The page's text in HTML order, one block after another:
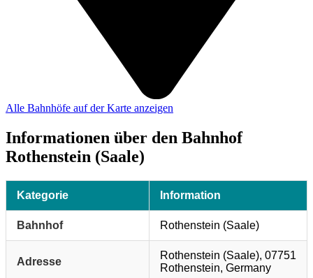
Alle Bahnhöfe auf der Karte anzeigen
Informationen über den Bahnhof
Rothenstein (Saale)
Kategorie Information
Bahnhof Rothenstein (Saale)
Adresse
Rothenstein (Saale), 07751
Rothenstein, Germany